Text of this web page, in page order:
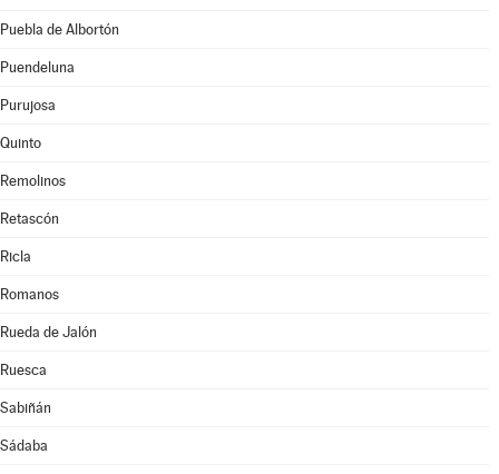
Puebla de Albortón
Puendeluna
Purujosa
Quinto
Remolinos
Retascón
Ricla
Romanos
Rueda de Jalón
Ruesca
Sabiñán
Sádaba